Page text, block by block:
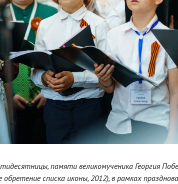
памяти великомученика Георгия
списка иконы, 2012), в рамках